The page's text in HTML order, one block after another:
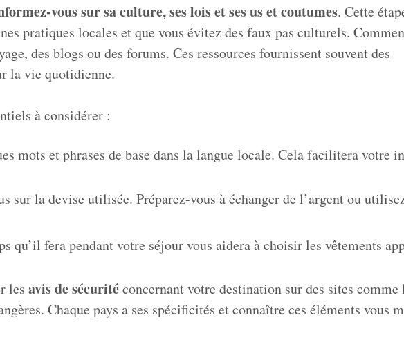
vous sur sa culture, ses lois et ses us et coutumes. Cette
pratiques locales et que vous évitez des faux pas culturels.
des blogs ou des forums. Ces ressources fournissent souvent des
la vie quotidienne.
à considérer :
mots et phrases de base dans la langue locale. Cela facilitera votre
sur la devise utilisée. Préparez-vous à échanger de l’argent ou
qu’il fera pendant votre séjour vous aidera à choisir les vêtements
les avis de sécuritéconcernant votre destination sur des sites comme
Chaque pays a ses spécificités et connaître ces éléments vous